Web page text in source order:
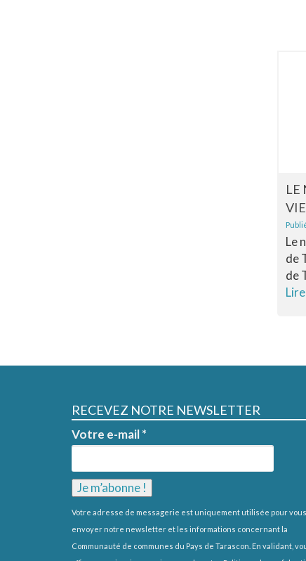
LE
Le
de
de
RECEVEZ NOTRE NEWSLETTER
Votre e-mail*
Votre adresse de messagerie est uniquement utilisée pour vous
envoyer notre newsletter et les informations concernant la
Communauté de communes du Pays de Tarascon. En validant,